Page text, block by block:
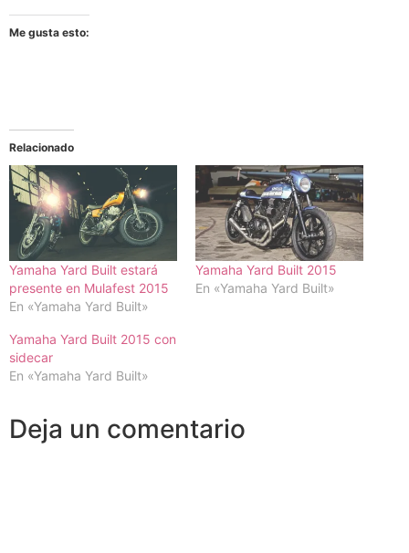
Me gusta esto:
Relacionado
Yamaha Yard Built estará
presente en Mulafest 2015
En «Yamaha Yard Built»
Yamaha Yard Built 2015
En «Yamaha Yard Built»
Yamaha Yard Built 2015 con
sidecar
En «Yamaha Yard Built»
Deja un comentario